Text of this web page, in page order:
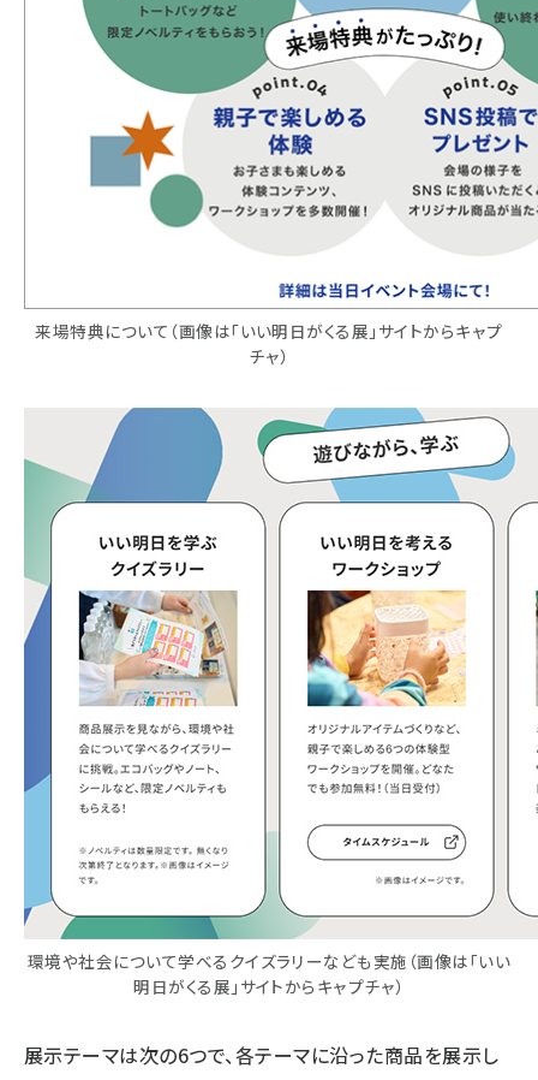
来場特典について（画像は「いい明日がくる展」サイトからキャプ
チャ）
環境や社会について学べるクイズラリーなども実施（画像は「いい
明日がくる展」サイトからキャプチャ）
展示テーマは次の6つで、各テーマに沿った商品を展示し